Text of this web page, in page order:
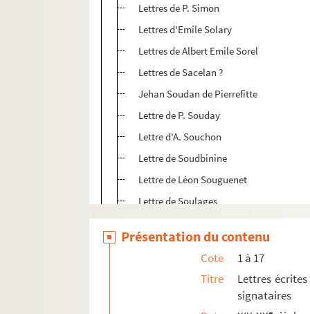
Lettres de P. Simon
Lettres d'Emile Solary
Lettres de Albert Emile Sorel
Lettres de Sacelan ?
Jehan Soudan de Pierrefitte
Lettre de P. Souday
Lettre d'A. Souchon
Lettre de Soudbinine
Lettre de Léon Souguenet
Lettre de Soulages
Lettre de J. Soury
Lettre de Souzet
Lettres de William Speth
Lettres d' Edouard Spittler
Présentation du contenu
Cote
1 à 17
Titre
Lettres
signataires